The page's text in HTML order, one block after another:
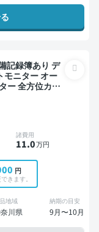
モニター オー
ー 全方位カメ
諸費用
11.0万円
円
きます。
地域
川県
納期の目安
9月〜10月